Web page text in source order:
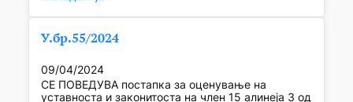
У.бр.55/2024
09/04/2024
СЕ ПОВЕДУВА постапка за оценување на
уставноста и законитоста на член 15 алинеја 3 од